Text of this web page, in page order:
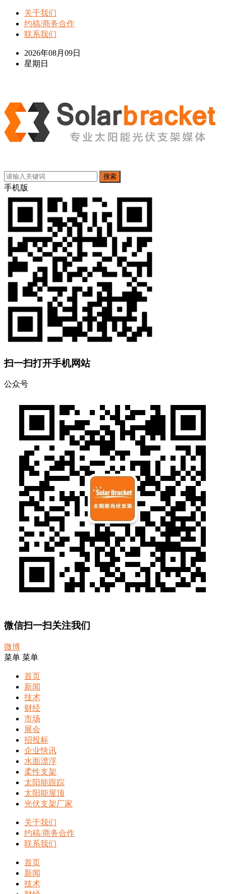
关于我们
约稿/商务合作
联系我们
2026年08月09日
星期日
搜索
手机版
扫一扫打开手机网站
公众号
微信扫一扫关注我们
微博
菜单 菜单
首页
新闻
技术
财经
市场
展会
招投标
企业快讯
水面漂浮
柔性支架
太阳能跟踪
太阳能屋顶
光伏支架厂家
关于我们
约稿/商务合作
联系我们
首页
新闻
技术